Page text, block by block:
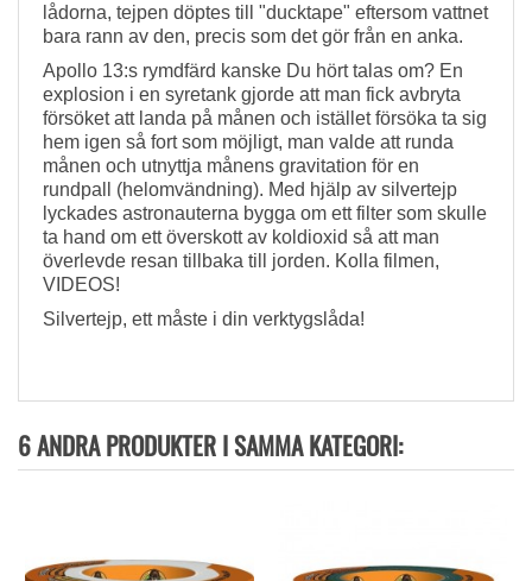
lådorna, tejpen döptes till "ducktape" eftersom vattnet
bara rann av den, precis som det gör från en anka.
Apollo 13:s rymdfärd kanske Du hört talas om? En
explosion i en syretank gjorde att man fick avbryta
försöket att landa på månen och istället försöka ta sig
hem igen så fort som möjligt, man valde att runda
månen och utnyttja månens gravitation för en
rundpall (helomvändning). Med hjälp av silvertejp
lyckades astronauterna bygga om ett filter som skulle
ta hand om ett överskott av koldioxid så att man
överlevde resan tillbaka till jorden. Kolla filmen,
VIDEOS!
Silvertejp, ett måste i din verktygslåda!
6 ANDRA PRODUKTER I SAMMA KATEGORI: